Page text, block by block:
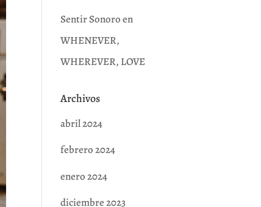
Sentir Sonoroen
WHENEVER,
WHEREVER, LOVE
Archivos
abril 2024
febrero 2024
enero 2024
diciembre 2023